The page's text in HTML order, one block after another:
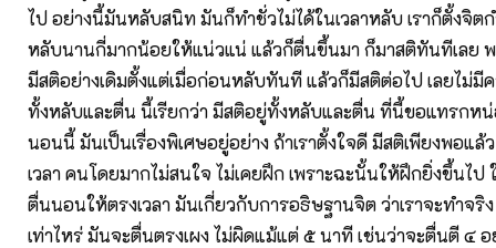
ไป อย่างนี้มันหลับสนิท มันก็ทำชั่วไม่ได้ในเวลาหลับ เราก็ตั้งจิต
หลับนานกี่มากน้อยให้แน่วแน่ แล้วก็ตื่นขึ้นมา ก็มาสติทันทีเลย
มีสติอย่างเดิมตั้งแต่เมื่อก่อนหลับทันที แล้วก็มีสติต่อไป เลยไม่มี
ทั้งหลับและตื่น นี้เรียกว่า มีสติอยู่ทั้งหลับและตื่น ที่นี้ขอแทรกหน่
นอนนี้ มันเป็นเรื่องพิเศษอยู่อย่าง ถ้าเราตั้งใจดี มีสติเพียงพอแล้
เวลา คนโดยมากไม่สนใจ ไม่เคยฝึก เพราะฉะนั้นให้ฝึกยิ่งขึ้นไป
ตื่นนอนให้ตรงเวลา มันเกี่ยวกับการอธิษฐานจิต ว่าเราจะทำจริง
เท่าไหร่ มันจะตื่นตรงเผง ไม่ผิดแม้แต่ ๕ นาที เช่นว่าจะตื่นตี ๔